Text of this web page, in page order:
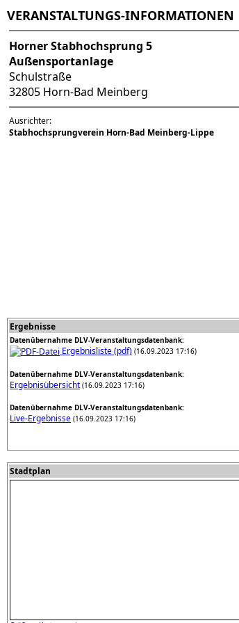
VERANSTALTUNGS-INFORMATIONEN
Horner Stabhochsprung 5
Außensportanlage
Schulstraße
32805 Horn-Bad Meinberg
Ausrichter:
Stabhochsprungverein Horn-Bad Meinberg-Lippe
Ergebnisse
Datenübernahme DLV-Veranstaltungsdatenbank:
Ergebnisliste (pdf) (16.09.2023 17:16)
Datenübernahme DLV-Veranstaltungsdatenbank:
Ergebnisübersicht (16.09.2023 17:16)
Datenübernahme DLV-Veranstaltungsdatenbank:
Live-Ergebnisse (16.09.2023 17:16)
Stadtplan